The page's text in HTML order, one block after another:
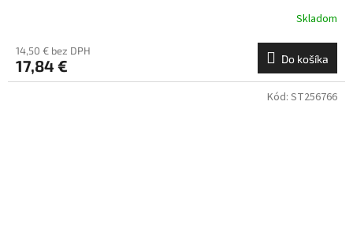
Skladom
14,50 € bez DPH
17,84 € Do košíka
Kód: ST256766